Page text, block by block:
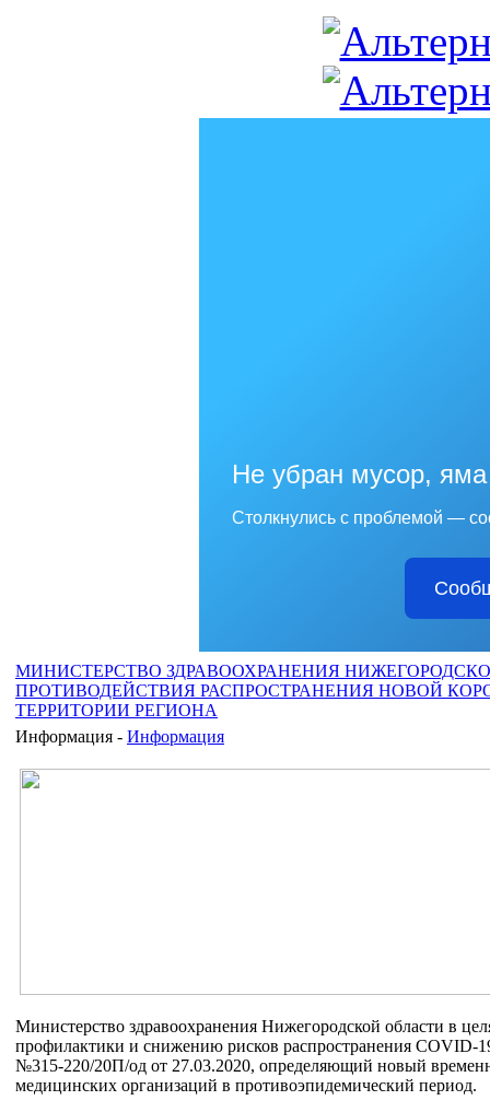
Не убран мусор,
Столкнулись с проблемой —
МИНИСТЕРСТВО ЗДРАВООХРАНЕНИЯ
ПРОТИВОДЕЙСТВИЯ РАСПРОСТРАНЕНИЯ НОВОЙ
ТЕРРИТОРИИ РЕГИОНА
Информация - Информация
Министерство здравоохранения Нижегородской области в
профилактики и снижению рисков распространения COVID-
№315-220/20П/од от 27.03.2020, определяющий новый
медицинских организаций в противоэпидемический период.